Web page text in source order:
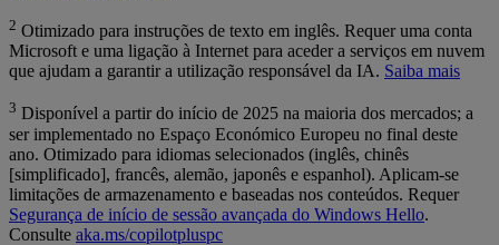
2 Otimizado para instruções de texto em inglês. Requer uma conta
Microsoft e uma ligação à Internet para aceder a serviços em nuvem
que ajudam a garantir a utilização responsável da IA. Saiba mais
3 Disponível a partir do início de 2025 na maioria dos mercados; a
ser implementado no Espaço Económico Europeu no final deste
ano. Otimizado para idiomas selecionados (inglês, chinês
[simplificado], francês, alemão, japonês e espanhol). Aplicam-se
limitações de armazenamento e baseadas nos conteúdos. Requer
Segurança de início de sessão avançada do Windows Hello.
Consulte aka.ms/copilotpluspc